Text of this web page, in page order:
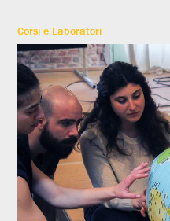
Corsi e Laboratori